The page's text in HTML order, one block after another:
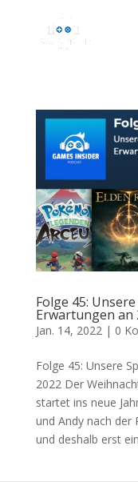
Folge 45:
Erwartungen an
Jan. 14, 2022 | 0
Folge 45: Unsere
2022 Der
startet ins neue
und Andy nach der
und deshalb erst